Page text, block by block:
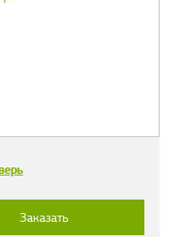
Заказать